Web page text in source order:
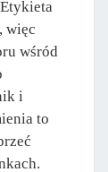
więc
wśród
i
to